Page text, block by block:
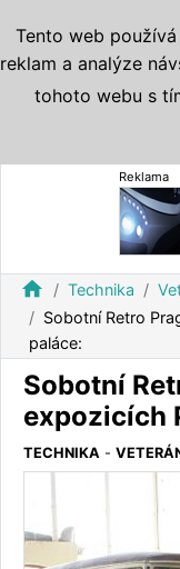
Reklama
home Technika
Sobotní Retro
paláce:
Sobotní
expozicích
TECHNIKA -
Tento web
reklam a analýze
tohoto webu s